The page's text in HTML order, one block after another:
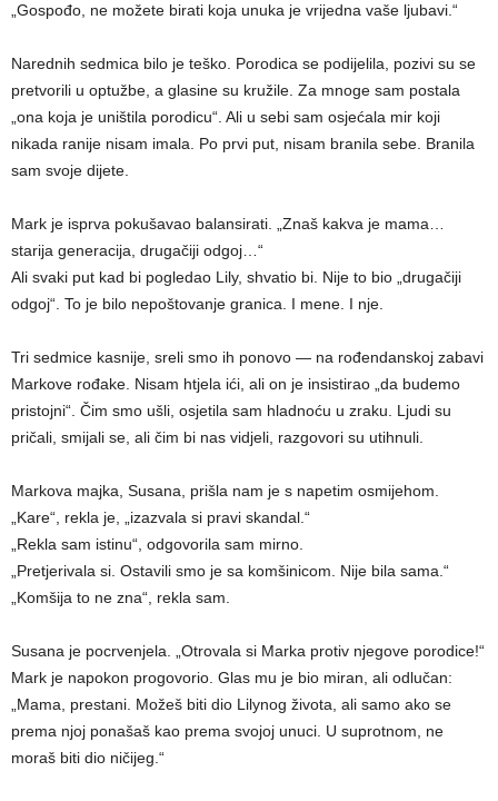
„Gospođo, ne možete birati koja unuka je vrijedna vaše ljubavi.“
Narednih sedmica bilo je teško. Porodica se podijelila, pozivi su se
pretvorili u optužbe, a glasine su kružile. Za mnoge sam postala
„ona koja je uništila porodicu“. Ali u sebi sam osjećala mir koji
nikada ranije nisam imala. Po prvi put, nisam branila sebe. Branila
sam svoje dijete.
Mark je isprva pokušavao balansirati. „Znaš kakva je mama…
starija generacija, drugačiji odgoj…“
Ali svaki put kad bi pogledao Lily, shvatio bi. Nije to bio „drugačiji
odgoj“. To je bilo nepoštovanje granica. I mene. I nje.
Tri sedmice kasnije, sreli smo ih ponovo — na rođendanskoj zabavi
Markove rođake. Nisam htjela ići, ali on je insistirao „da budemo
pristojni“. Čim smo ušli, osjetila sam hladnoću u zraku. Ljudi su
pričali, smijali se, ali čim bi nas vidjeli, razgovori su utihnuli.
Markova majka, Susana, prišla nam je s napetim osmijehom.
„Kare“, rekla je, „izazvala si pravi skandal.“
„Rekla sam istinu“, odgovorila sam mirno.
„Pretjerivala si. Ostavili smo je sa komšinicom. Nije bila sama.“
„Komšija to ne zna“, rekla sam.
Susana je pocrvenjela. „Otrovala si Marka protiv njegove porodice!“
Mark je napokon progovorio. Glas mu je bio miran, ali odlučan:
„Mama, prestani. Možeš biti dio Lilynog života, ali samo ako se
prema njoj ponašaš kao prema svojoj unuci. U suprotnom, ne
moraš biti dio ničijeg.“